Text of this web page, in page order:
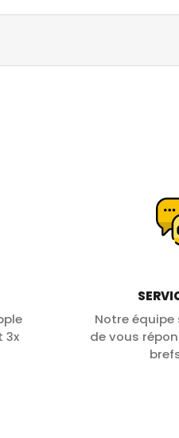
3x
Notre
de vous